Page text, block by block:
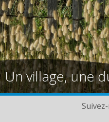
Un village, une